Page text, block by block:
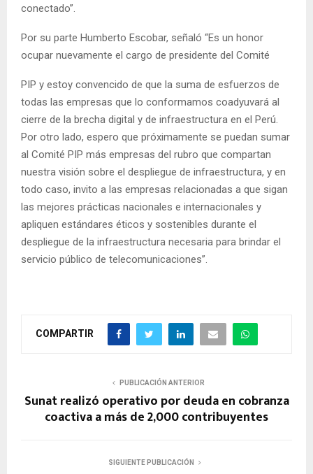
conectado”.
Por su parte Humberto Escobar, señaló “Es un honor
ocupar nuevamente el cargo de presidente del Comité
PIP y estoy convencido de que la suma de esfuerzos de
todas las empresas que lo conformamos coadyuvará al
cierre de la brecha digital y de infraestructura en el Perú.
Por otro lado, espero que próximamente se puedan sumar
al Comité PIP más empresas del rubro que compartan
nuestra visión sobre el despliegue de infraestructura, y en
todo caso, invito a las empresas relacionadas a que sigan
las mejores prácticas nacionales e internacionales y
apliquen estándares éticos y sostenibles durante el
despliegue de la infraestructura necesaria para brindar el
servicio público de telecomunicaciones”.
COMPARTIR
PUBLICACIÓN ANTERIOR
Sunat realizó operativo por deuda en cobranza
coactiva a más de 2,000 contribuyentes
SIGUIENTE PUBLICACIÓN